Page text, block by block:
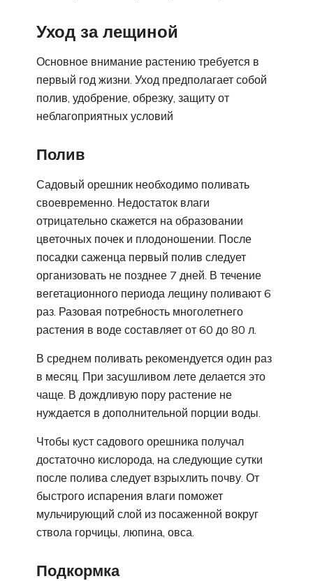
Уход за лещиной
Основное внимание растению требуется в
первый год жизни. Уход предполагает собой
полив, удобрение, обрезку, защиту от
неблагоприятных условий
Полив
Садовый орешник необходимо поливать
своевременно. Недостаток влаги
отрицательно скажется на образовании
цветочных почек и плодоношении. После
посадки саженца первый полив следует
организовать не позднее 7 дней. В течение
вегетационного периода лещину поливают 6
раз. Разовая потребность многолетнего
растения в воде составляет от 60 до 80 л.
В среднем поливать рекомендуется один раз
в месяц. При засушливом лете делается это
чаще. В дождливую пору растение не
нуждается в дополнительной порции воды.
Чтобы куст садового орешника получал
достаточно кислорода, на следующие сутки
после полива следует взрыхлить почву. От
быстрого испарения влаги поможет
мульчирующий слой из посаженной вокруг
ствола горчицы, люпина, овса.
Подкормка